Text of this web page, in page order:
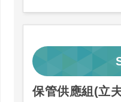
保管供應組(立